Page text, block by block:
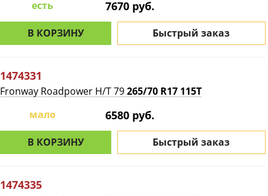
есть 7670 руб.
В КОРЗИНУ Быстрый заказ
1474331
Fronway Roadpower H/T 79265/70 R17 115T
мало
6580 руб.
В КОРЗИНУ Быстрый заказ
1474335